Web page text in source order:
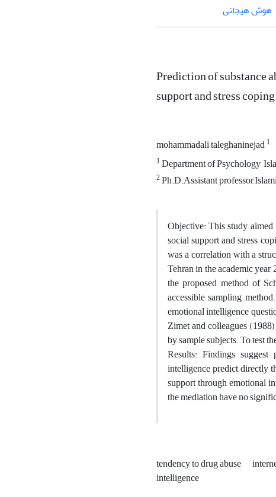
هوش هیجانی
Prediction of substance
support and stress
mohammadali taleghaninejad1
1Department of Psychology,
2Ph.D.Assistant
Objective: This study
social support and stress
was a correlation with a
Tehran in the academic
the proposed method of
accessible sampling
emotional intelligence
Zimet and colleagues
by sample subjects. To test
Results: Findings
intelligence predict directly
support through emotional
the mediation have no
tendency to drug abuse
intelligence